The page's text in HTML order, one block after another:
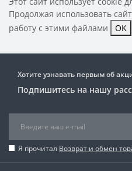
Продолжая использовать
работу с этими файлами
OK
Хотите узнавать первым об
Подпишитесь на нашу
Я прочитал Возврат и обмен